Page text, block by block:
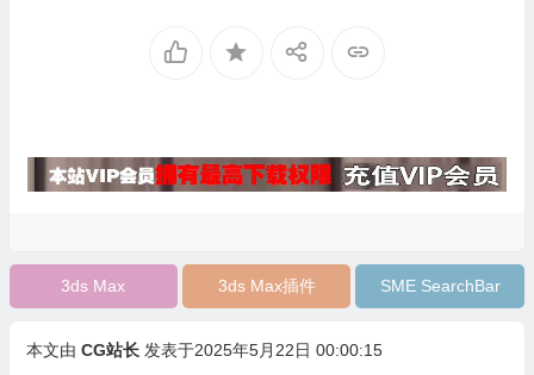
3ds Max 3ds Max插件 SME SearchBar
本文由 CG站长 发表于2025年5月22日 00:00:15